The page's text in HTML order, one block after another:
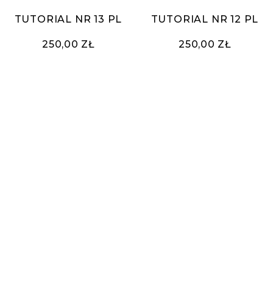
TUTORIAL NR 13 PL
250,00 ZŁ
TUTORIAL NR 12 PL
250,00 ZŁ